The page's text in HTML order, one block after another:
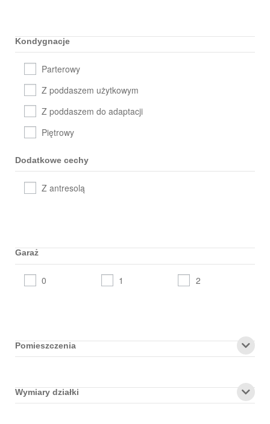
Kondygnacje
Parterowy
Piętrowy
Z poddaszem do adaptacji
Z poddaszem użytkowym
Dodatkowe cechy
Z antresolą
Garaż
0 1 2
Pomieszczenia
Wymiary działki